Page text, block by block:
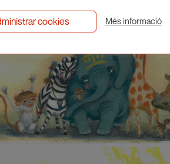
cookies Més informació